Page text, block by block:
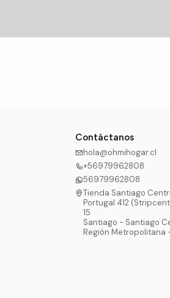
Contáctanos
hola@ohmihogar.cl
+56979962808
56979962808
Tienda Santiago
Portugal 412
15
Santiago - Santiago
Región Metropolitana